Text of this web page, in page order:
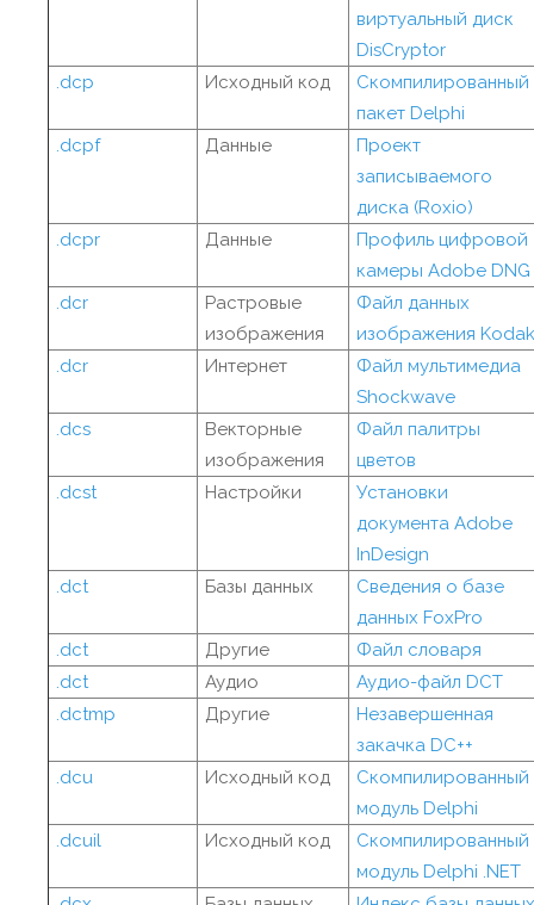
виртуальный диск
DisCryptor
.dcp
Исходный код
Скомпилированный
пакет Delphi
.dcpf
Данные
Проект
записываемого
диска (Roxio)
.dcpr
Данные
Профиль цифровой
камеры Adobe DNG
.dcr
Растровые
изображения
Файл данных
изображения Kodak
.dcr
Интернет
Файл мультимедиа
Shockwave
.dcs
Векторные
изображения
Файл палитры
цветов
.dcst
Настройки
Установки
документа Adobe
InDesign
.dct
Базы данных
Сведения о базе
данных FoxPro
.dct
Другие
Файл словаря
.dct
Аудио
Аудио-файл DCT
.dctmp
Другие
Незавершенная
закачка DC++
.dcu
Исходный код
Скомпилированный
модуль Delphi
.dcuil
Исходный код
Скомпилированный
модуль Delphi .NET